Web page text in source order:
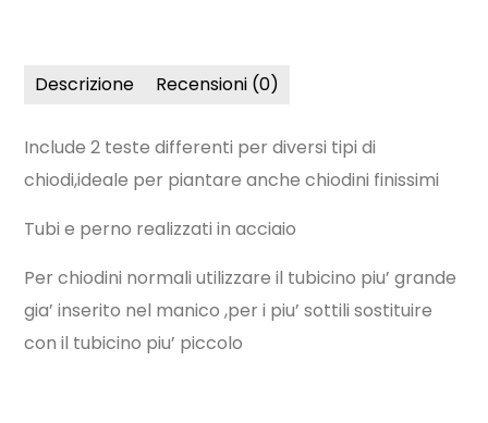
Descrizione Recensioni (0)
Include 2 teste differenti per diversi tipi di
chiodi,ideale per piantare anche chiodini finissimi
Tubi e perno realizzati in acciaio
Per chiodini normali utilizzare il tubicino piu’ grande
gia’ inserito nel manico ,per i piu’ sottili sostituire
con il tubicino piu’ piccolo